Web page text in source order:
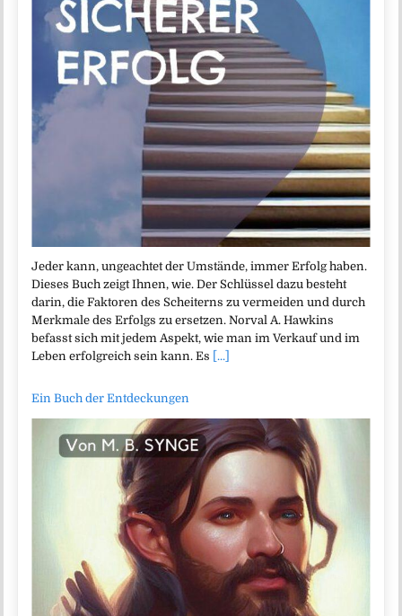
Jeder kann, ungeachtet der Umstände, immer Erfolg haben.
Dieses Buch zeigt Ihnen, wie. Der Schlüssel dazu besteht
darin, die Faktoren des Scheiterns zu vermeiden und durch
Merkmale des Erfolgs zu ersetzen. Norval A. Hawkins
befasst sich mit jedem Aspekt, wie man im Verkauf und im
Leben erfolgreich sein kann. Es [...]
Ein Buch der Entdeckungen